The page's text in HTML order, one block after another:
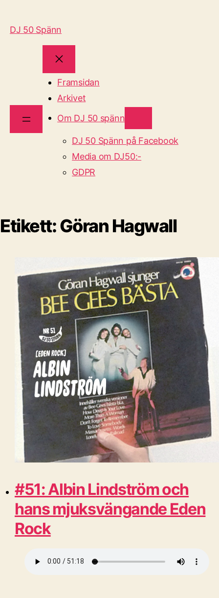
DJ 50 Spänn
Framsidan
Arkivet
Om DJ 50 spänn
DJ 50 Spänn på Facebook
Media om DJ50:-
GDPR
Etikett:Göran Hagwall
#51: Albin Lindström och
hans mjuksvängande Eden
Rock